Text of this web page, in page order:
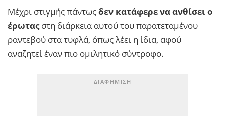
Μέχρι στιγμής πάντωςδεν κατάφερε να ανθίσει ο
έρωταςστη διάρκεια αυτού του παρατεταμένου
ραντεβού στα τυφλά, όπως λέει η ίδια, αφού
αναζητεί έναν πιο ομιλητικό σύντροφο.